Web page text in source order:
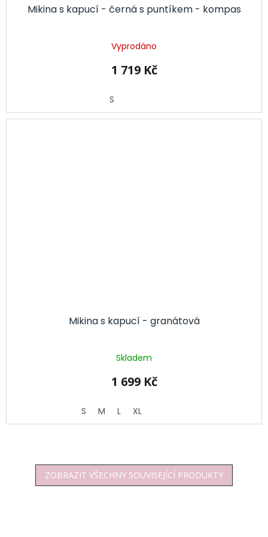
Mikina s kapucí - černá s puntíkem - kompas
Vyprodáno
1 719 Kč
S
Mikina s kapucí - granátová
Skladem
1 699 Kč
S M L XL
ZOBRAZIT VŠECHNY SOUVISEJÍCÍ PRODUKTY